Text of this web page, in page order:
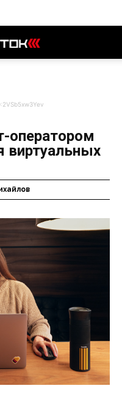
2VSb5xw3Yev
оператором
виртуальных